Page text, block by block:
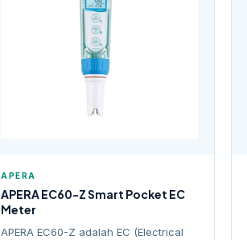
APERA
APERA EC60-Z Smart Pocket EC
Meter
APERA EC60-Z adalah EC (Electrical